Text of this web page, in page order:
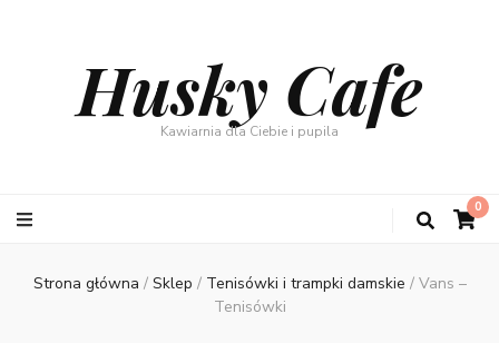
Husky Cafe
Kawiarnia dla Ciebie i pupila
0
Strona główna / Sklep / Tenisówki i trampki damskie / Vans –
Tenisówki